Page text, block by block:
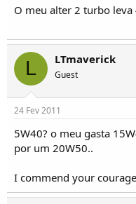
O meu alter 2 turbo
L LTmaverick
Guest
24 Fev 2011
5W40? o meu gasta
por um 20W50..
I commend your